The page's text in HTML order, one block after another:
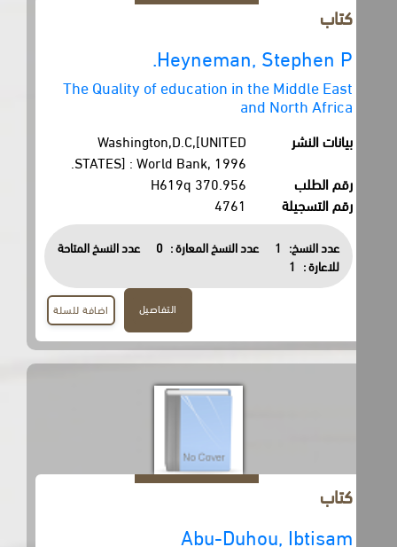
Heyneman, Stephen P.
The Quality of education in the Middle East
and North Africa
بيانات النشر
Washington,D.C,[UNITED
STATES] : World Bank, 1996.
رقم الطلب
370.956 H619q
رقم التسجيلة
4761
عدد النسخ: 1 عدد النسخ المعارة : 0
عدد النسخ المتاحة
للاعارة :
1
اضافة للسلة
Abu-Duhou, Ibtisam